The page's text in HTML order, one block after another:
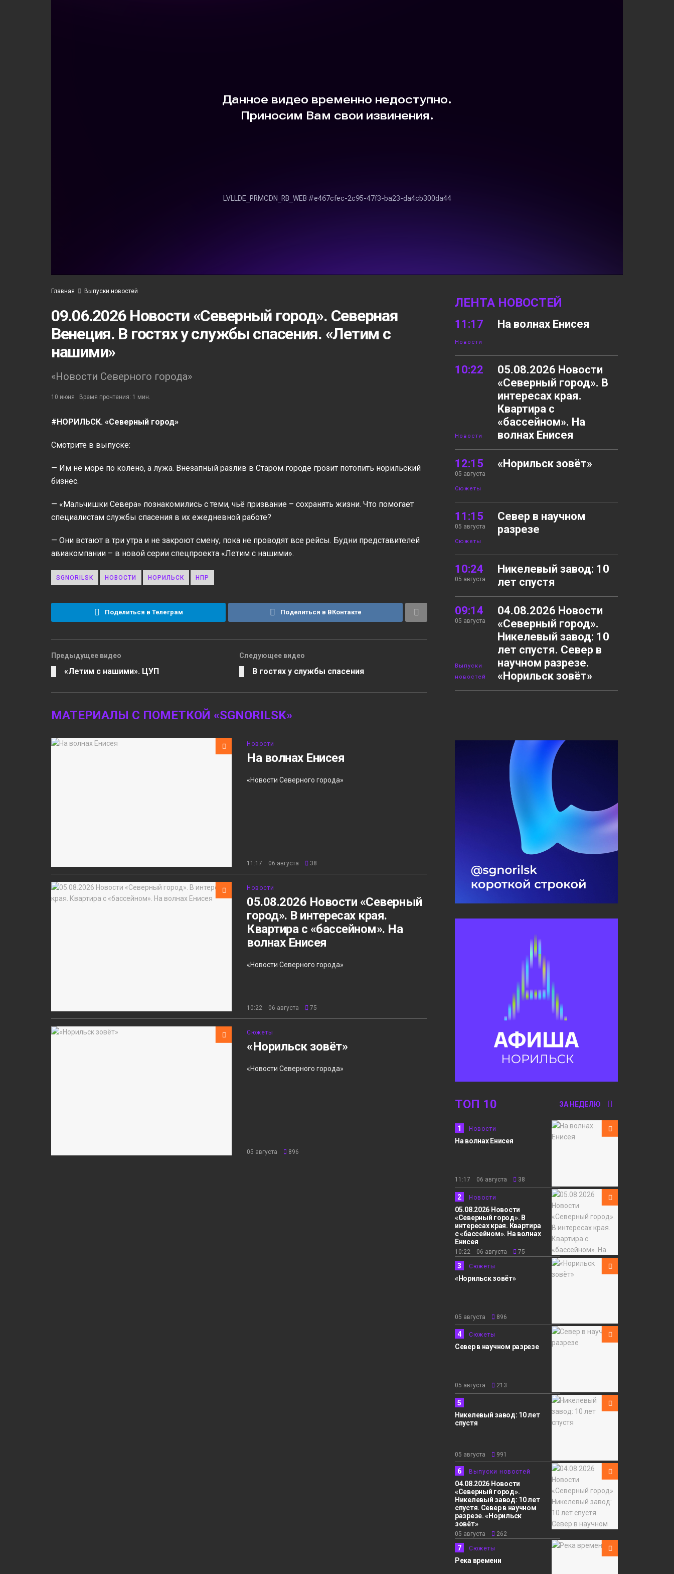
Главная Выпуски новостей
09.06.2026 Новости «Северный город». Северная
Венеция. В гостях у службы спасения. «Летим с
нашими»
«Новости Северного города»
10 июня Время прочтения: 1 мин.
#НОРИЛЬСК. «Северный город»
Смотрите в выпуске:
— Им не море по колено, а лужа. Внезапный разлив в Старом городе грозит потопить норильский
бизнес.
— «Мальчишки Севера» познакомились с теми, чьё призвание – сохранять жизни. Что помогает
специалистам службы спасения в их ежедневной работе?
— Они встают в три утра и не закроют смену, пока не проводят все рейсы. Будни представителей
авиакомпании – в новой серии спецпроекта «Летим с нашими».
SGNORILSK НОВОСТИ НОРИЛЬСК НПР
Поделиться в Телеграм Поделиться в ВКонтакте
Предыдущее видео
«Летим с нашими». ЦУП
Следующее видео
В гостях у службы спасения
МАТЕРИАЛЫ С ПОМЕТКОЙ «SGNORILSK»
Новости
На волнах Енисея
«Новости Северного города»
11:17 06 августа 38
Новости
05.08.2026 Новости «Северный
город». В интересах края.
Квартира с «бассейном». На
волнах Енисея
«Новости Северного города»
10:22 06 августа 75
Сюжеты
«Норильск зовёт»
«Новости Северного города»
05 августа 896
ЛЕНТА НОВОСТЕЙ
11:17
Новости
На волнах Енисея
10:22
Новости
05.08.2026 Новости
«Северный город». В
интересах края.
Квартира с
«бассейном». На
волнах Енисея
12:15
05 августа
Сюжеты
«Норильск зовёт»
11:15
05 августа
Сюжеты
Север в научном
разрезе
10:24
05 августа
Никелевый завод: 10
лет спустя
09:14
05 августа
Выпуски
новостей
04.08.2026 Новости
«Северный город».
Никелевый завод: 10
лет спустя. Север в
научном разрезе.
«Норильск зовёт»
Ремонты: дубль два
Северные ценники
09:23
04 августа
Выпуски
03.08.2026 Новости
«Северный город».
Северные ценники.
Ремонты: дубль два.
ТОП 10 ЗА НЕДЕЛЮ
1 Новости
На волнах Енисея
11:17 06 августа 38
2 Новости
05.08.2026 Новости
«Северный город». В
интересах края. Квартира
с «бассейном». На волнах
Енисея
10:22 06 августа 75
3 Сюжеты
«Норильск зовёт»
05 августа 896
4 Сюжеты
Север в научном разрезе
05 августа 213
5
Никелевый завод: 10 лет
спустя
05 августа 991
6 Выпуски новостей
04.08.2026 Новости
«Северный город».
Никелевый завод: 10 лет
спустя. Север в научном
разрезе. «Норильск
зовёт»
05 августа 262
7 Сюжеты
Река времени